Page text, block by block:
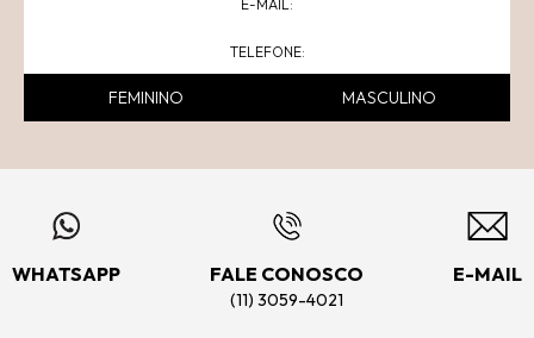
FEMININO MASCULINO
WHATSAPP FALE CONOSCO
(11) 3059-4021
E-MAIL